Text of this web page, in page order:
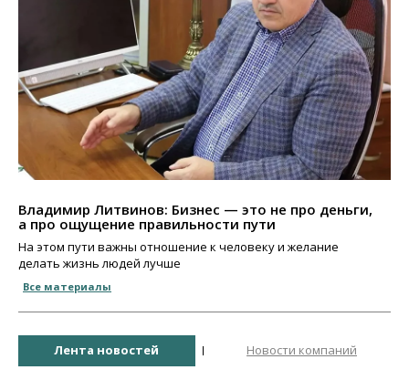
Владимир Литвинов: Бизнес — это не про деньги,
а про ощущение правильности пути
На этом пути важны отношение к человеку и желание
делать жизнь людей лучше
Все материалы
Лента новостей Новости компаний